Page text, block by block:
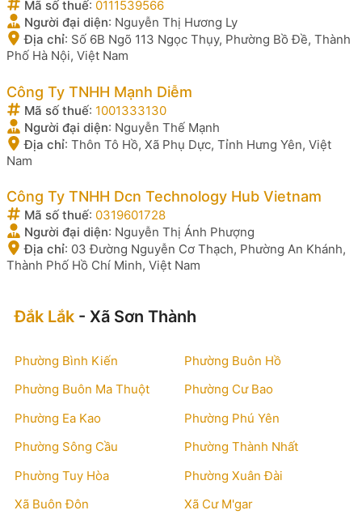
Mã số thuế: 0111539566
Người đại diện: Nguyễn Thị Hương Ly
Địa chỉ: Số 6B Ngõ 113 Ngọc Thụy, Phường Bồ Đề, Thành
Phố Hà Nội, Việt Nam
Công Ty TNHH Mạnh Diễm
Mã số thuế: 1001333130
Người đại diện: Nguyễn Thế Mạnh
Địa chỉ: Thôn Tô Hồ, Xã Phụ Dực, Tỉnh Hưng Yên, Việt
Nam
Công Ty TNHH Dcn Technology Hub Vietnam
Mã số thuế: 0319601728
Người đại diện: Nguyễn Thị Ánh Phượng
Địa chỉ: 03 Đường Nguyễn Cơ Thạch, Phường An Khánh,
Thành Phố Hồ Chí Minh, Việt Nam
Đắk Lắk - Xã Sơn Thành
Phường Bình Kiến
Phường Buôn Hồ
Phường Buôn Ma Thuột
Phường Cư Bao
Phường Ea Kao
Phường Phú Yên
Phường Sông Cầu
Phường Thành Nhất
Phường Tuy Hòa
Phường Xuân Đài
Xã Buôn Đôn
Xã Cư M'gar